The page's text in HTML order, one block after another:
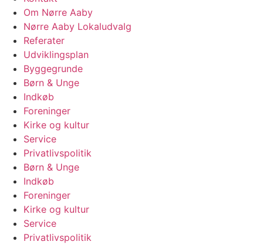
Om Nørre Aaby
Nørre Aaby Lokaludvalg
Referater
Udviklingsplan
Byggegrunde
Børn & Unge
Indkøb
Foreninger
Kirke og kultur
Service
Privatlivspolitik
Børn & Unge
Indkøb
Foreninger
Kirke og kultur
Service
Privatlivspolitik